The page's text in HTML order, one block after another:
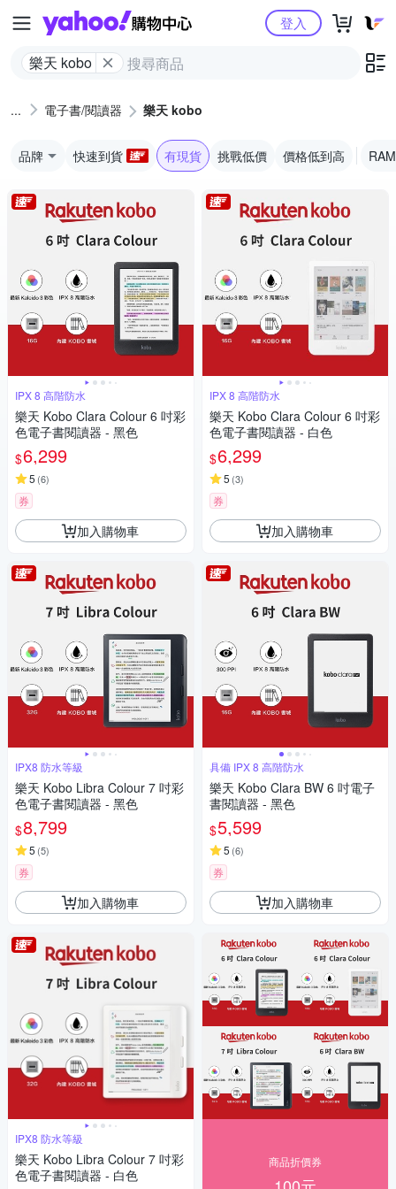
Yahoo購物中心
樂天 kobo
登入
電子書/閱讀器 樂天 kobo
品牌 快速到貨 有現貨 挑戰低價 價格低到高 RAM
IPX 8 高階防水
樂天 Kobo Clara Colour 6 吋彩
色電子書閱讀器 - 黑色
$6,299
5 (6)
券
加入購物車
IPX8 防水等級
樂天 Kobo Libra Colour 7 吋彩
色電子書閱讀器 - 黑色
$8,799
5 (5)
券
加入購物車
IPX8 防水等級
樂天 Kobo Libra Colour 7 吋彩
色電子書閱讀器 - 白色
IPX 8 高階防水
樂天 Kobo Clara Colour 6 吋彩
色電子書閱讀器 - 白色
$6,299
5 (3)
券
加入購物車
具備 IPX 8 高階防水
樂天 Kobo Clara BW 6 吋電子
書閱讀器 - 黑色
$5,599
5 (6)
券
加入購物車
商品折價券